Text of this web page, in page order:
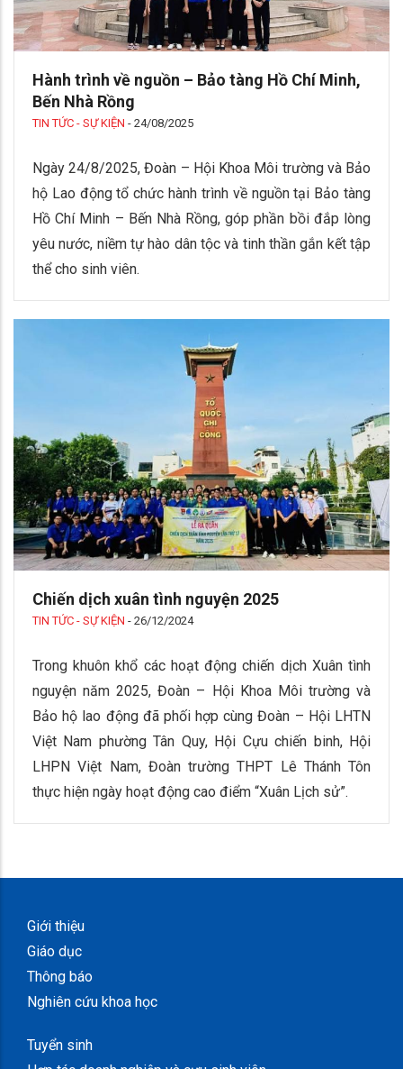
Hành trình về nguồn – Bảo tàng Hồ Chí Minh,
Bến Nhà Rồng
TIN TỨC - SỰ KIỆN - 24/08/2025
Ngày 24/8/2025, Đoàn – Hội Khoa Môi trường và Bảo
hộ Lao động tổ chức hành trình về nguồn tại Bảo tàng
Hồ Chí Minh – Bến Nhà Rồng, góp phần bồi đắp lòng
yêu nước, niềm tự hào dân tộc và tinh thần gắn kết tập
thể cho sinh viên.
Chiến dịch xuân tình nguyện 2025
TIN TỨC - SỰ KIỆN - 26/12/2024
Trong khuôn khổ các hoạt động chiến dịch Xuân tình
nguyện năm 2025, Đoàn – Hội Khoa Môi trường và
Bảo hộ lao động đã phối hợp cùng Đoàn – Hội LHTN
Việt Nam phường Tân Quy, Hội Cựu chiến binh, Hội
LHPN Việt Nam, Đoàn trường THPT Lê Thánh Tôn
thực hiện ngày hoạt động cao điểm “Xuân Lịch sử”.
Giới thiệu
Giáo dục
Thông báo
Nghiên cứu khoa học
Tuyển sinh